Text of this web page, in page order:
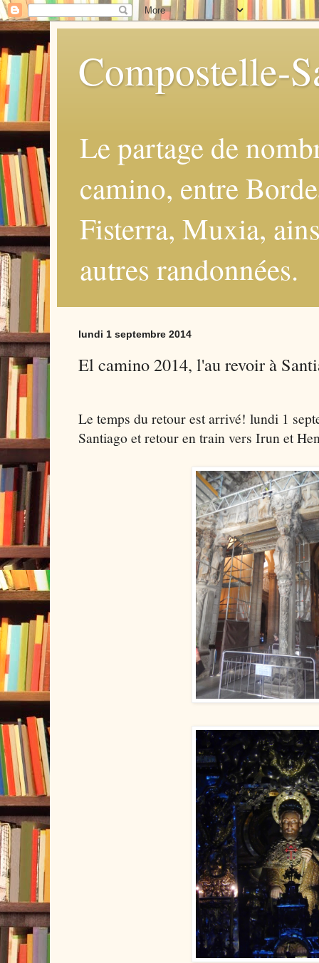
Compostelle-
Le partage de
camino, entre
Fisterra, Muxia,
autres randonnées.
lundi 1 septembre 2014
El camino 2014, l'au revoir à
Le temps du retour est arrivé! lundi 1
Santiago et retour en train vers Irun et